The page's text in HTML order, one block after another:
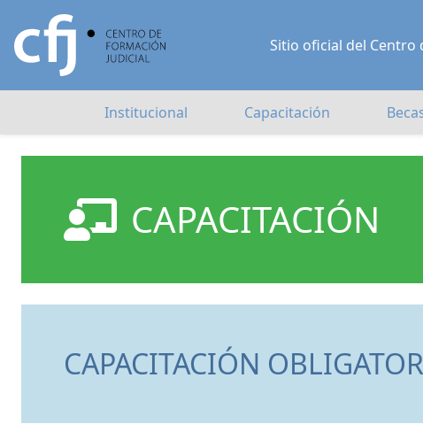
Sitio oficial del Centro
Institucional Capacitación
CAPACITACIÓN
CAPACITACIÓN